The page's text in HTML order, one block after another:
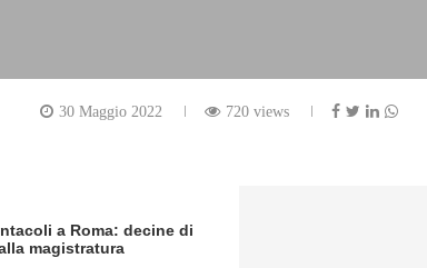
30 Maggio 2022 720 views
a Roma: decine di
magistratura